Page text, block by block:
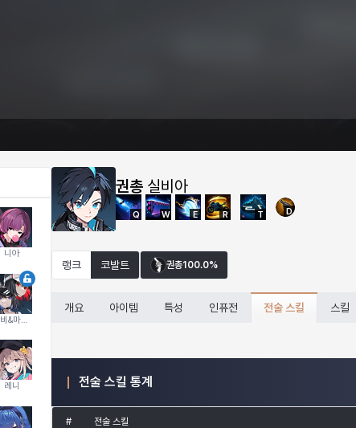
니아
레니
권총 실비아
Q W E R T D
랭크 코발트 권총100.0%
개요 아이템 특성 인퓨전 전술 스킬 스킬
전술 스킬 통계
# 전술 스킬